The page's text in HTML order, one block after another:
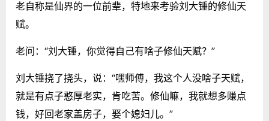
老自称是仙界的一位前辈，特地来考验刘大锤的修仙天
赋。
老问：“刘大锤，你觉得自己有啥子修仙天赋？”
刘大锤挠了挠头，说：“嘿师傅，我这个人没啥子天赋，
就是有点子憨厚老实，肯吃苦。修仙嘛，我就想多赚点
钱，好回老家盖房子，娶个媳妇儿。”